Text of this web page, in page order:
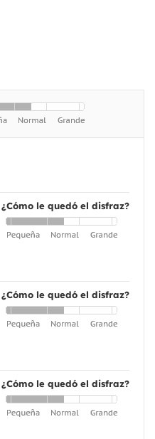
¿Cómo le quedó el disfraz?
¿Cómo le quedó el disfraz?
¿Cómo le quedó el disfraz?